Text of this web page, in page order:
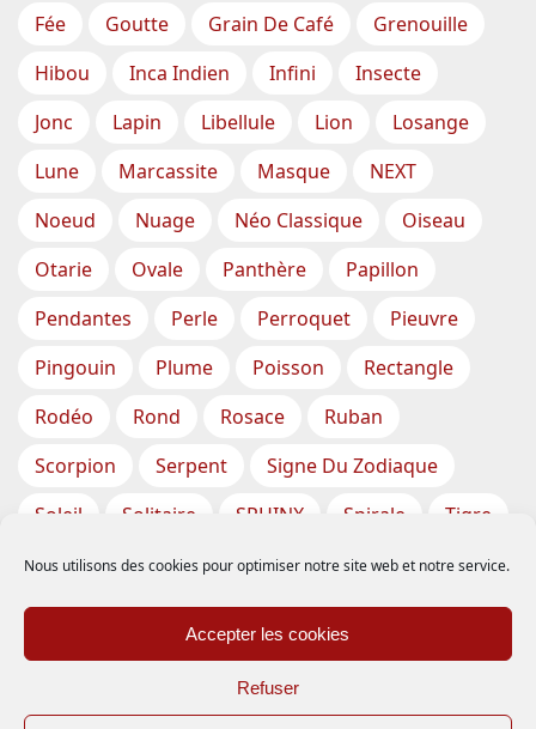
Nous utilisons des cookies pour optimiser notre site web et notre service.
Accepter les cookies
Refuser
Fée
Goutte Grain De Café
Grenouille
Hibou
Inca Indien Infini
Insecte
Jonc
Lapin Libellule Lion
Losange
Lune
Marcassite Masque
NEXT
Noeud
Nuage Néo Classique
Oiseau
Otarie
Ovale Panthère
Papillon
Pendantes
Perle Perroquet
Pieuvre
Pingouin
Plume Poisson
Rectangle
Rodéo
Rond Rosace
Ruban
Scorpion
Serpent
Signe Du Zodiaque
Soleil
Solitaire SPHINX Spirale
Tigre
Torsade
Tortue Train
Tresse
Triangle
Trèfle Tête Vase
Étoile
Étoiles De Mer